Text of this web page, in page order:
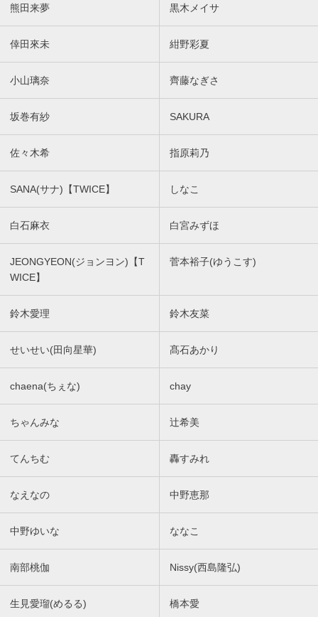
熊田来夢 黒木メイサ
倖田來未 紺野彩夏
小山璃奈 齊藤なぎさ
坂巻有紗 SAKURA
佐々木希 指原莉乃
SANA(サナ)【TWICE】 しなこ
白石麻衣 白宮みずほ
JEONGYEON(ジョンヨン)【T
WICE】
菅本裕子(ゆうこす)
鈴木愛理 鈴木友菜
せいせい(田向星華) 髙石あかり
chaena(ちぇな) chay
ちゃんみな 辻希美
てんちむ 轟すみれ
なえなの 中野恵那
中野ゆいな ななこ
南部桃伽 Nissy(西島隆弘)
生見愛瑠(めるる) 橋本愛